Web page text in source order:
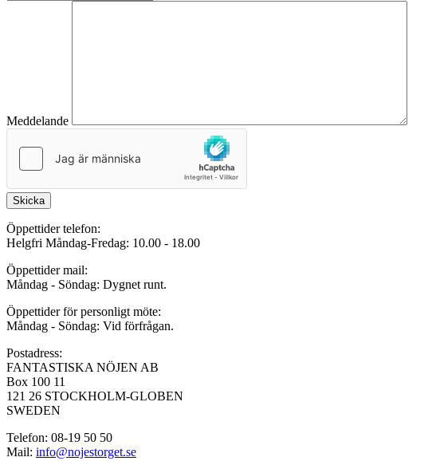
Meddelande
Skicka
Öppettider telefon:
Helgfri Måndag-Fredag: 10.00 - 18.00
Öppettider mail:
Måndag - Söndag: Dygnet runt.
Öppettider för personligt möte:
Måndag - Söndag: Vid förfrågan.
Postadress:
FANTASTISKA NÖJEN AB
Box 100 11
121 26 STOCKHOLM-GLOBEN
SWEDEN
Telefon: 08-19 50 50
Mail: info@nojestorget.se